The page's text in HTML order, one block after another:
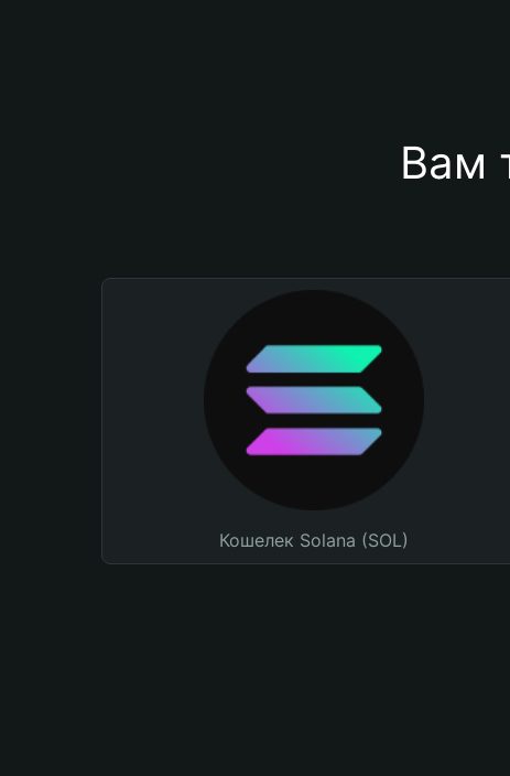
Вам
Кошелек Solana (SOL)